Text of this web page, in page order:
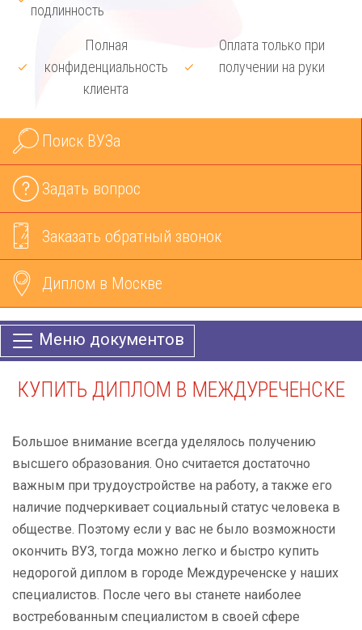
подлинность
Полная
конфиденциальность
клиента
Оплата только при
получении на руки
Поиск ВУЗа
Задать вопрос
Заказать обратный звонок
Диплом в Москве
Меню документов
КУПИТЬ ДИПЛОМ В МЕЖДУРЕЧЕНСКЕ
Большое внимание всегда уделялось получению
высшего образования. Оно считается достаточно
важным при трудоустройстве на работу, а также его
наличие подчеркивает социальный статус человека в
обществе. Поэтому если у вас не было возможности
окончить ВУЗ, тогда можно легко и быстро купить
недорогой диплом в городе Междуреченске у наших
специалистов. После чего вы станете наиболее
востребованным специалистом в своей сфере